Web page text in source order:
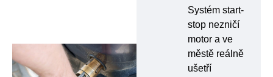
Systém start-
stop nezničí
motor a ve
městě reálně
ušetří